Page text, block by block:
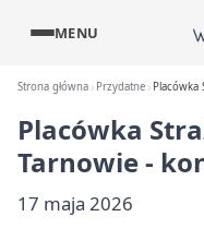
MENU
Strona główna Przydatne Placówka
Placówka
Tarnowie -
17 maja 2026